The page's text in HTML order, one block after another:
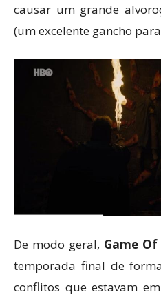
causar um grande
(um excelente gancho
De modo geral, Game Of
temporada final de
conflitos que estavam